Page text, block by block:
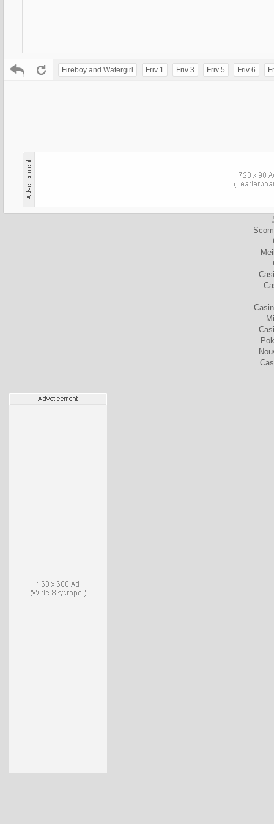
Fireboy and Watergirl Friv 1 Friv 3 Friv 5 Friv 6